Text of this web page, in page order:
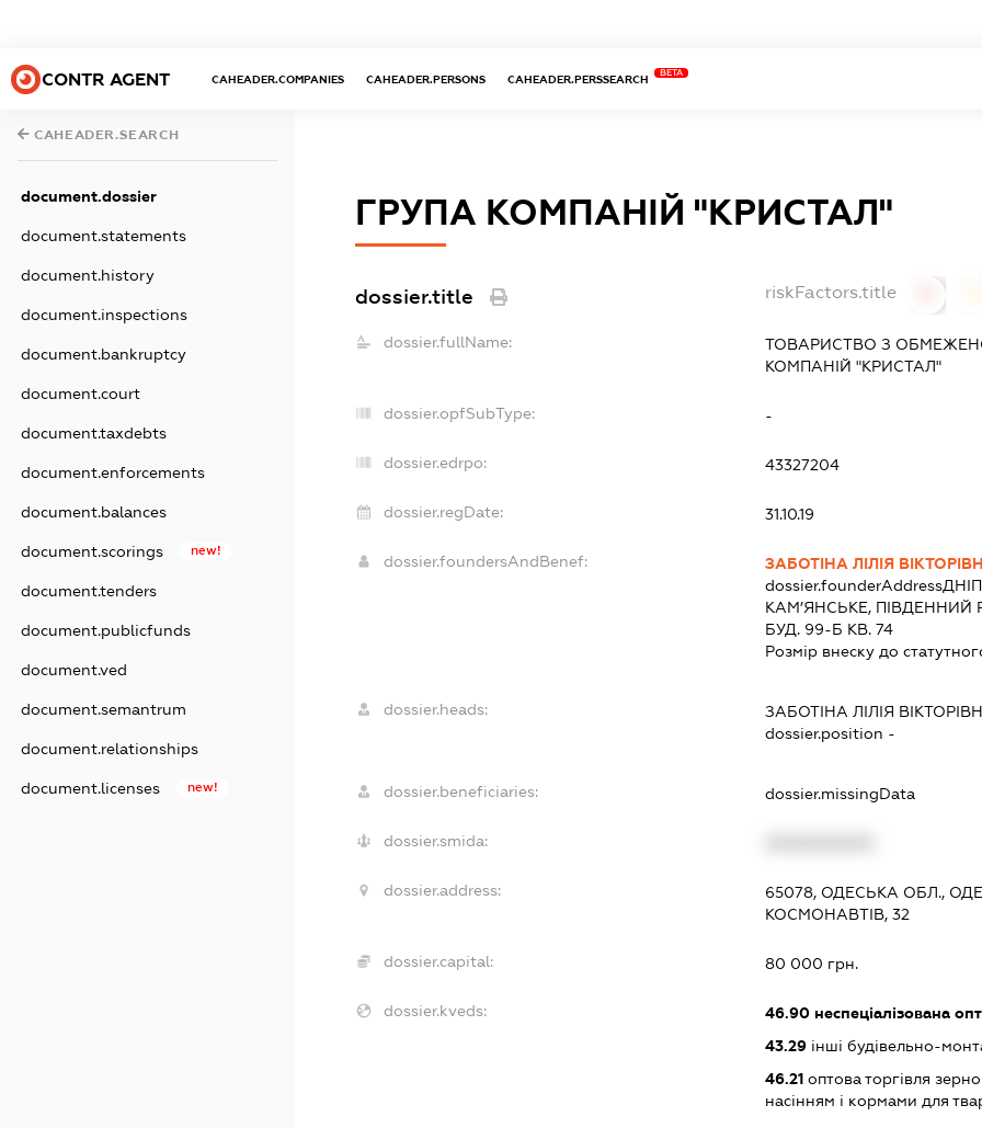
CONTR AGENT CAHEADER.COMPANIES CAHEADER.PERSONS CAHEADER.PERSSEARCH
BETA
CAHEADER.SEARCH
document.dossier
document.statements
document.history
document.inspections
document.bankruptcy
document.court
document.taxdebts
document.enforcements
document.balances
document.scorings new!
document.tenders
document.publicfunds
document.ved
document.semantrum
document.relationships
document.licenses new!
ГРУПА КОМПАНІЙ "КРИСТАЛ"
dossier.title riskFactors.title
dossier.fullName:
ТОВАРИСТВО З
КОМПАНІЙ "КРИСТАЛ"
dossier.opfSubType: -
dossier.edrpo: 43327204
dossier.regDate: 31.10.19
dossier.foundersAndBenef:
ЗАБОТІНА ЛІЛІЯ
dossier.founderAddress
КАМ’ЯНСЬКЕ,
БУД. 99-Б КВ. 74
Розмір внеску до
dossier.heads:
ЗАБОТІНА ЛІЛІЯ
dossier.position -
dossier.beneficiaries: dossier.missingData
dossier.smida:
dossier.address:
65078, ОДЕСЬКА ОБЛ.,
КОСМОНАВТІВ, 32
dossier.capital: 80 000 грн.
dossier.kveds: 46.90неспеціалізована
43.29інші будівельно-
46.21оптова торгівля
насінням і кормами для